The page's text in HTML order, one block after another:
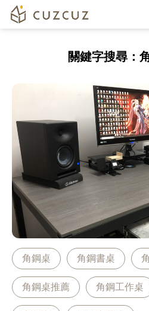
cuzcuz
覺
訂
做
家
具
平
台
3D
線
生
活
更
美
關鍵字搜尋：
角鋼桌 角鋼書桌
角鋼桌推薦 角鋼工作桌